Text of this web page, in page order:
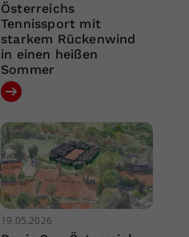
Österreichs
Tennissport mit
starkem Rückenwind
in einen heißen
Sommer
19.05.2026